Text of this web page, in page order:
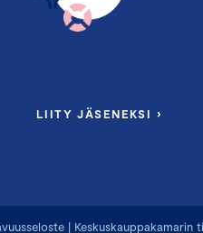
LIITY JÄSENEKSI ›
| Keskuskauppakamarin